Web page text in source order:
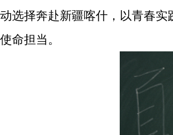
动选择奔赴新疆喀什，以青春
使命担当。